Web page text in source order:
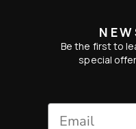
Be the first to
special